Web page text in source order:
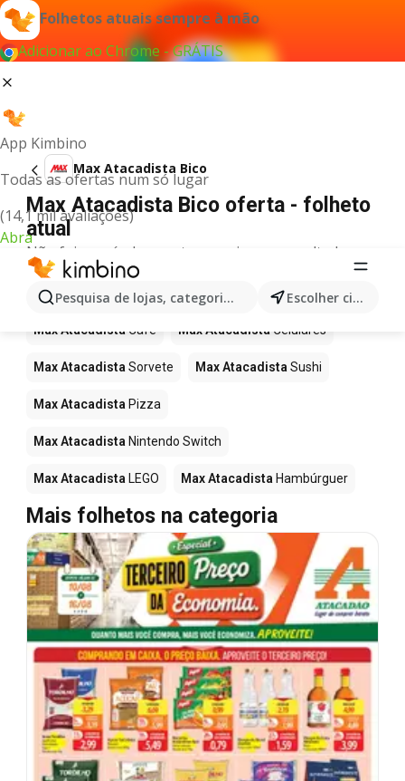
Folhetos atuais sempre à mão
Adicionar ao Chrome - GRÁTIS
App Kimbino
Todas as ofertas num só lugar
(14,1 mil avaliações)
Abra
Pesquisa de lojas, categorias,produtos... Escolher cidade
Max Atacadista Bico
Max Atacadista Bico oferta - folheto
atual
Não foi possível encontrar quaisquer resultados
para este termo.
Mais produtos em Max Atacadista
Max Atacadista Café Max Atacadista Celulares
Max Atacadista Sorvete Max Atacadista Sushi
Max Atacadista Pizza
Max Atacadista Nintendo Switch
Max Atacadista LEGO Max Atacadista Hambúrguer
Mais folhetos na categoria